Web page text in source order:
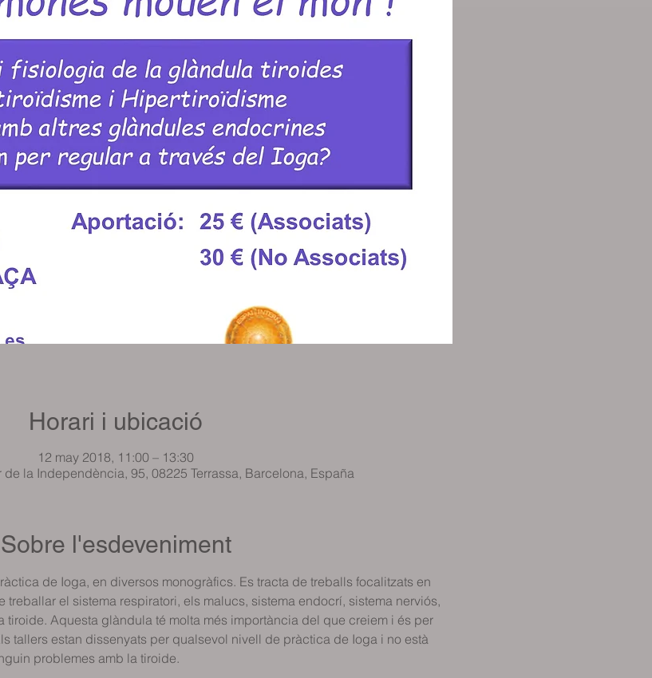
Horari i ubicació
12 may 2018, 11:00 – 13:30
de la Independència, 95, 08225 Terrassa, Barcelona, España
Sobre l'esdeveniment
de Ioga, en diversos monogràfics. Es tracta de treballs focalitzats en
treballar el sistema respiratori, els malucs, sistema endocrí, sistema nerviós,
tiroide. Aquesta glàndula té molta més importància del que creiem i és per
tallers estan dissenyats per qualsevol nivell de pràctica de Ioga i no està
problemes amb la tiroide.